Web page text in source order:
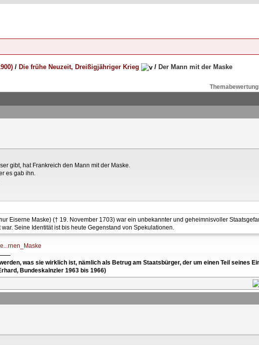
/ Die frühe Neuzeit, Dreißigjähriger Krieg / Der Mann mit der Maske
gibt, hat Frankreich den Mann mit der Maske.
es gab ihn.
Eiserne Maske) († 19. November 1703) war ein unbekannter und geheimnisvoller
Seine Identität ist bis heute Gegenstand von Spekulationen.
was sie wirklich ist, nämlich als Betrug am Staatsbürger, der um einen Teil seines
Bundeskalnzler 1963 bis 1966)